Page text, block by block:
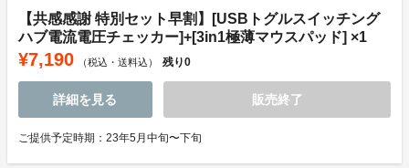
【共感感謝 特別セット早割】[USBトグルスイッチング
ハブ電流電圧チェッカー]+[3in1極薄マウスパッド] ×1
¥7,190 （税込・送料込） 残り0
詳細を見る 販売終了
ご提供予定時期：23年5月中旬〜下旬